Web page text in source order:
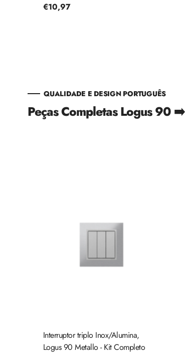
Preço
€10,97
QUALIDADE E DESIGN PORTUGUÊS
Peças Completas Logus 90 ➡️
Interruptor triplo Inox/Alumina,
Logus 90 Metallo - Kit Completo